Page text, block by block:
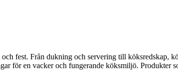
fest. Från dukning och servering till köksredskap,
för en vacker och fungerande köksmiljö. Produkter